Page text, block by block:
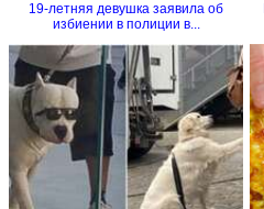
19-летняя девушка заявила об
избиении в полиции в...